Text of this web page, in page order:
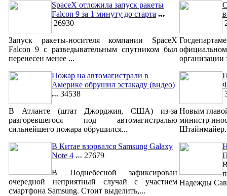
SpaceX отложила запуск ракеты
Falcon 9 за 1 минуту до старта
26930
Запуск ракеты-носителя компании SpaceX
Falcon 9 с разведывательным спутником был
перенесен менее ...
Пожар на автомагистрали в
Америке обрушил эстакаду (видео)
34538
В Атланте (штат Джорджия, США) из-за
разгоревшегося под автомагистралью
сильнейшего пожара обрушился...
В Китае взорвался Samsung Galaxy
Note 4
27679
В Поднебесной зафиксирован
очередной неприятный случай с участием
смартфона Samsung. Стоит выделить,...
организации
Новым
министр
Надежды